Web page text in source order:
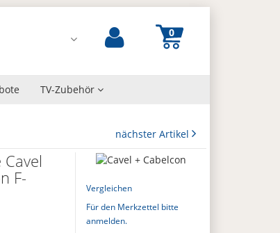
TV-Zubehör
nächster Artikel
F-
Vergleichen
Für den Merkzettel bitte
anmelden.